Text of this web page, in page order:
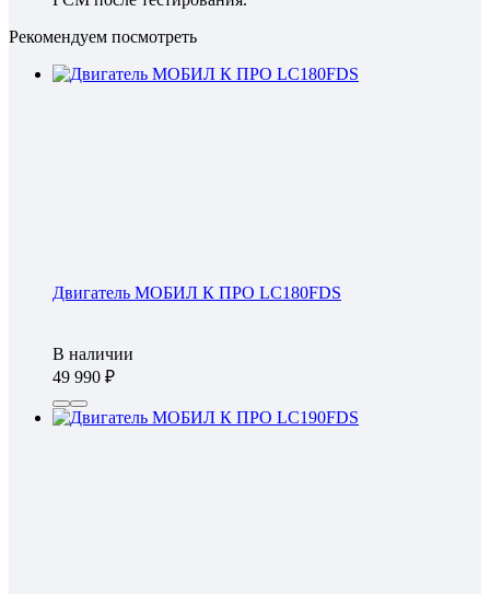
Рекомендуем посмотреть
Двигатель МОБИЛ К ПРО LC180FDS
В наличии
49 990